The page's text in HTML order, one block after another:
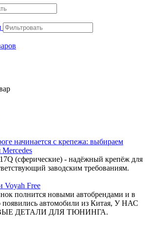
начинается с крепежа: выбираем
(сферические) - надёжный крепёж для
заводским требованиям.
Voyah Free
полнится новыми автобрендами и в
появились автомобили из Китая, У НАС
ДЕТАЛИ ДЛЯ ТЮНИНГА.